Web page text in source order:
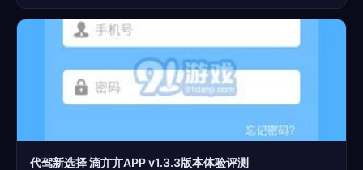
代驾新选择 滴亣亣APP v1.3.3版本体验评测